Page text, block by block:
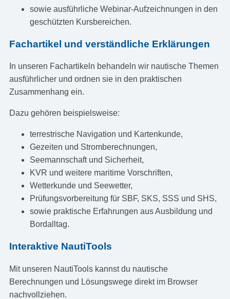
sowie ausführliche Webinar-Aufzeichnungen in den
geschützten Kursbereichen.
Fachartikel und verständliche Erklärungen
In unseren Fachartikeln behandeln wir nautische Themen
ausführlicher und ordnen sie in den praktischen
Zusammenhang ein.
Dazu gehören beispielsweise:
terrestrische Navigation und Kartenkunde,
Gezeiten und Stromberechnungen,
Seemannschaft und Sicherheit,
KVR und weitere maritime Vorschriften,
Wetterkunde und Seewetter,
Prüfungsvorbereitung für SBF, SKS, SSS und SHS,
sowie praktische Erfahrungen aus Ausbildung und
Bordalltag.
Interaktive NautiTools
Mit unseren NautiTools kannst du nautische
Berechnungen und Lösungswege direkt im Browser
nachvollziehen.